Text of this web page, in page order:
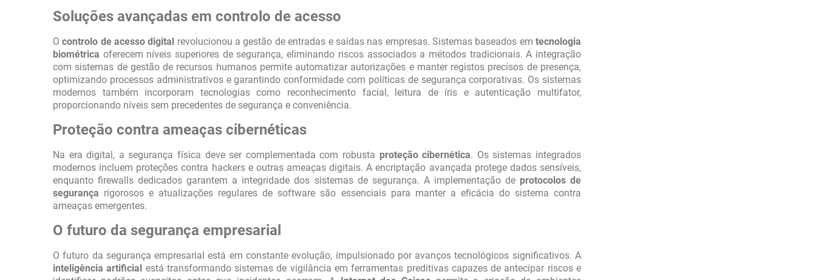
Soluções avançadas em controlo de acesso
Ocontrolo de acesso digital revolucionou a gestão de entradas e saídas nas empresas. Sistemas baseados emtecnologia
biométrica oferecem níveis superiores de segurança, eliminando riscos associados a métodos tradicionais. A integração
com sistemas de gestão de recursos humanos permite automatizar autorizações e manter registos precisos de presença,
optimizando processos administrativos e garantindo conformidade com políticas de segurança corporativas. Os sistemas
modernos também incorporam tecnologias como reconhecimento facial, leitura de íris e autenticação multifator,
proporcionando níveis sem precedentes de segurança e conveniência.
Proteção contra ameaças cibernéticas
Na era digital, a segurança física deve ser complementada com robusta proteção cibernética. Os sistemas integrados
modernos incluem proteções contra hackers e outras ameaças digitais. A encriptação avançada protege dados sensíveis,
enquanto firewalls dedicados garantem a integridade dos sistemas de segurança. A implementação de protocolos de
segurança rigorosos e atualizações regulares de software são essenciais para manter a eficácia do sistema contra
ameaças emergentes.
O futuro da segurança empresarial
O futuro da segurança empresarial está em constante evolução, impulsionado por avanços tecnológicos significativos. A
inteligência artificial está transformando sistemas de vigilância em ferramentas preditivas capazes de antecipar riscos e